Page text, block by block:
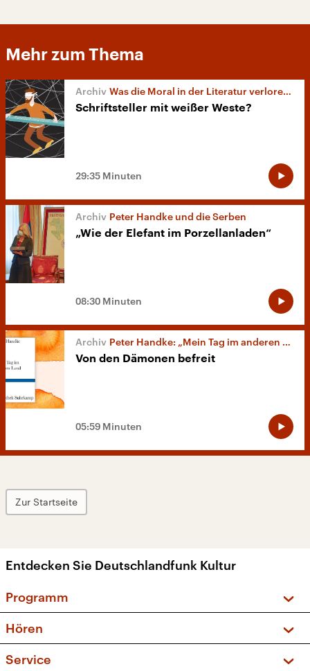
Mehr zum Thema
Was die Moral in der Literatur verloren hat
Schriftsteller mit weißer Weste?
29:35 Minuten
Peter Handke und die Serben
„Wie der Elefant im Porzellanladen“
08:30 Minuten
Peter Handke: „Mein Tag im anderen Land“
Von den Dämonen befreit
05:59 Minuten
Zur Startseite
Entdecken Sie Deutschlandfunk Kultur
Programm
Sendungen und Podcasts
Musikliste
Hören
Service